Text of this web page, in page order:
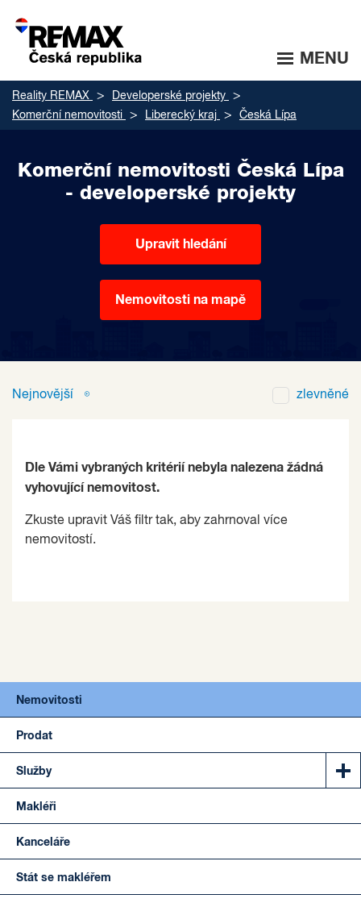
MENU
Reality REMAX
Developerské projekty
Komerční nemovitosti
Liberecký kraj Česká Lípa
Komerční nemovitosti Česká Lípa
- developerské projekty
Upravit hledání
Nemovitosti na mapě
Nejnovější zlevněné
Dle Vámi vybraných kritérií nebyla nalezena žádná
vyhovující nemovitost.
Zkuste upravit Váš filtr tak, aby zahrnoval více
nemovitostí.
Nemovitosti
Prodat
Služby
Makléři
Kanceláře
Stát se makléřem